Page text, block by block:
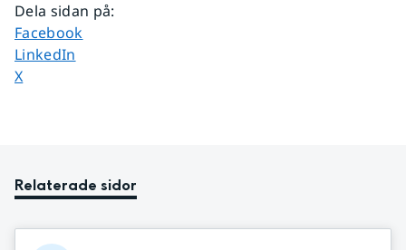
Dela sidan på:
Dela sidan på
Facebook
Dela sidan på
LinkedIn
Dela sidan på
X
Relaterade sidor